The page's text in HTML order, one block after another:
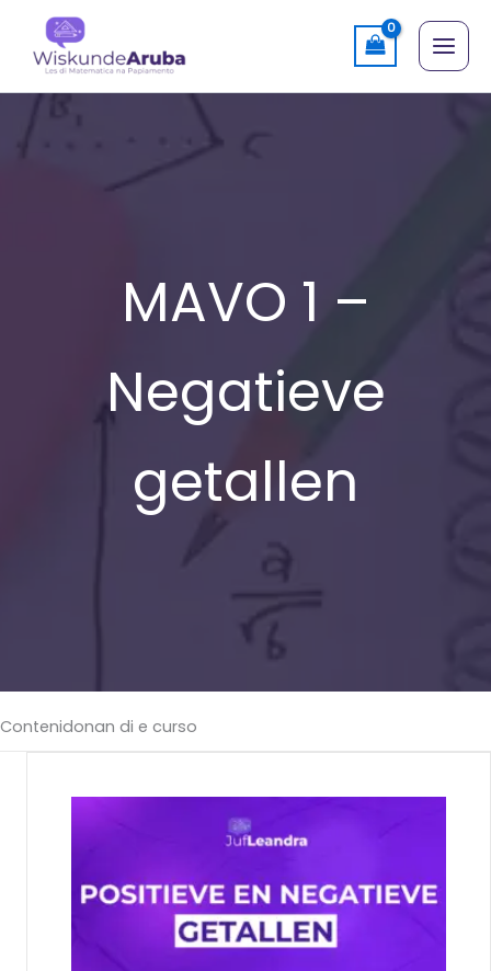
content
MAVO 1 –
Negatieve
getallen
Contenidonan di e curso